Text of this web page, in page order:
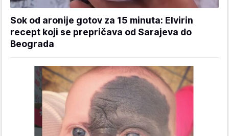
Sok od aronije gotov za 15 minuta: Elvirin
recept koji se prepričava od Sarajeva do
Beograda